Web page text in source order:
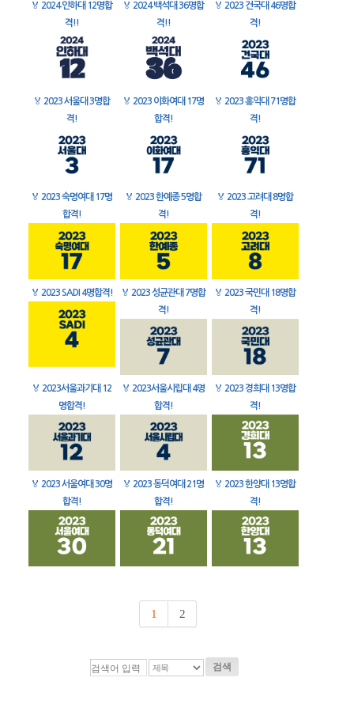
🏅 2024 인하대 12명합
격!!
🏅 2024 백석대 36명합
격!!
🏅 2023 건국대 46명합
격!
🏅 2023 서울대 3명합
격!
🏅 2023 이화여대 17명
합격!
🏅 2023 홍익대 71명합
격!
🏅 2023 숙명여대 17명
합격!
🏅 2023 한예종 5명합
격!
🏅 2023 고려대 8명합
격!
🏅 2023 SADI 4명합격! 🏅 2023 성균관대 7명합
격!
🏅 2023 국민대 18명합
격!
🏅 2023서울과기대 12
명합격!
🏅 2023서울시립대 4명
합격!
🏅 2023 경희대 13명합
격!
🏅 2023 서울여대 30명
합격!
🏅 2023 동덕여대 21명
합격!
🏅 2023 한양대 13명합
격!
1 2
검색